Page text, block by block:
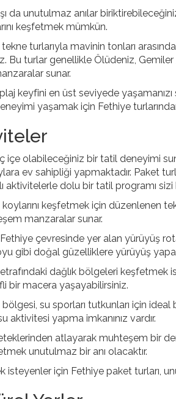
da unutulmaz anılar
keşfetmek mümkün.
turlarıyla mavinin tonları
Bu turlar genellikle Ölüdeniz,
sunar.
keyfini en üst seviyede
yaşamak için Fethiye
içe olabileceğiniz bir tatil deneyimi
ev sahipliği yapmaktadır. Paket
aktivitelerle dolu bir tatil programı sizi
koylarını keşfetmek için düzenlenen
manzaralar sunar.
çevresinde yer alan yürüyüş
gibi doğal güzelliklere yürüyüş
dağlık bölgeleri keşfetmek
bir macera yaşayabilirsiniz.
su sporları tutkunları için
yapma imkanınız vardır.
atlayarak muhteşem bir
unutulmaz bir anı olacaktır.
için Fethiye paket turları,